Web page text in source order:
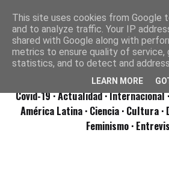
Covid-19· Actualidad· Internacional
América Latina · Ciencia · Cultura ·
Feminismo ·
This site uses cookies from Google
and to analyze traffic. Your IP
shared with Google along with
metrics to ensure quality of service,
statistics, and to detect and
LEARN MORE